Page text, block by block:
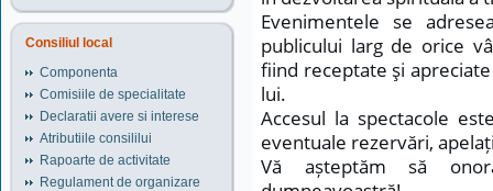
Consiliul local
Componenta
Comisiile de specialitate
Declaratii avere si interese
Atributiile consililui
Rapoarte de activitate
Regulament de organizare
Evenimentele se
publicului larg de orice
fiind receptate şi
lui.
Accesul la spectacole
eventuale rezervări,
Vă așteptăm să